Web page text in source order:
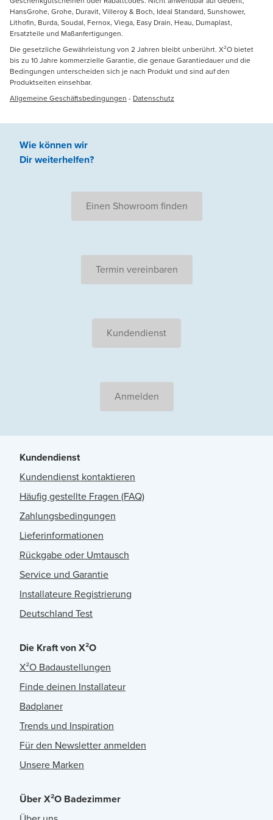
HansGrohe, Grohe, Duravit, Villeroy & Boch, Ideal Standard, Sunshower,
Lithofin, Burda, Soudal, Fernox, Viega, Easy Drain, Heau, Dumaplast,
Ersatzteile und Maßanfertigungen.
Die gesetzliche Gewährleistung von 2 Jahren bleibt unberührt. X²O bietet
bis zu 10 Jahre kommerzielle Garantie, die genaue Garantiedauer und die
Bedingungen unterscheiden sich je nach Produkt und sind auf den
Produktseiten einsehbar.
Allgemeine Geschäftsbedingungen - Datenschutz
Wie können wir
Dir weiterhelfen?
Einen Showroom finden
Termin vereinbaren
Kundendienst
Anmelden
Kundendienst
Kundendienst kontaktieren
Häufig gestellte Fragen (FAQ)
Zahlungsbedingungen
Lieferinformationen
Rückgabe oder Umtausch
Service und Garantie
Installateure Registrierung
Deutschland Test
Die Kraft von X²O
X²O Badaustellungen
Finde deinen Installateur
Badplaner
Trends und Inspiration
Für den Newsletter anmelden
Unsere Marken
Über X²O Badezimmer